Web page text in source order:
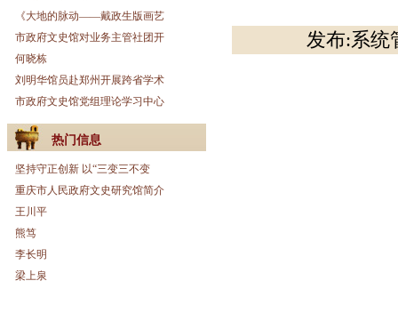
《大地的脉动——戴政生版画艺
市政府文史馆对业务主管社团开
何晓栋
刘明华馆员赴郑州开展跨省学术
市政府文史馆党组理论学习中心
热门信息
坚持守正创新 以“三变三不变
重庆市人民政府文史研究馆简介
王川平
熊笃
李长明
梁上泉
发布:系